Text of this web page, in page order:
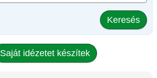
Keresés
Saját idézetet készítek